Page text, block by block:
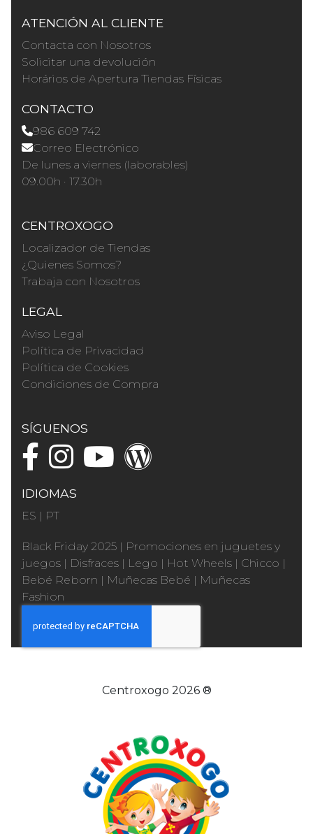
ATENCIÓN AL CLIENTE
Contacta con Nosotros
Solicitar una devolución
Horários de Apertura Tiendas Físicas
CONTACTO
986 609 742
Correo Electrónico
De lunes a viernes (laborables)
09.00h · 17.30h
CENTROXOGO
Localizador de Tiendas
¿Quienes Somos?
Trabaja con Nosotros
LEGAL
Aviso Legal
Política de Privacidad
Política de Cookies
Condiciones de Compra
SÍGUENOS
IDIOMAS
ES | PT
Black Friday 2025 | Promociones en juguetes y
juegos | Disfraces | Lego | Hot Wheels | Chicco |
Bebé Reborn | Muñecas Bebé | Muñecas
Fashion
Centroxogo 2026 ®